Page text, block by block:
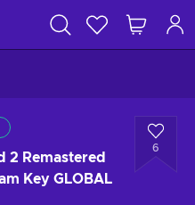
2 Remastered
Key GLOBAL
6